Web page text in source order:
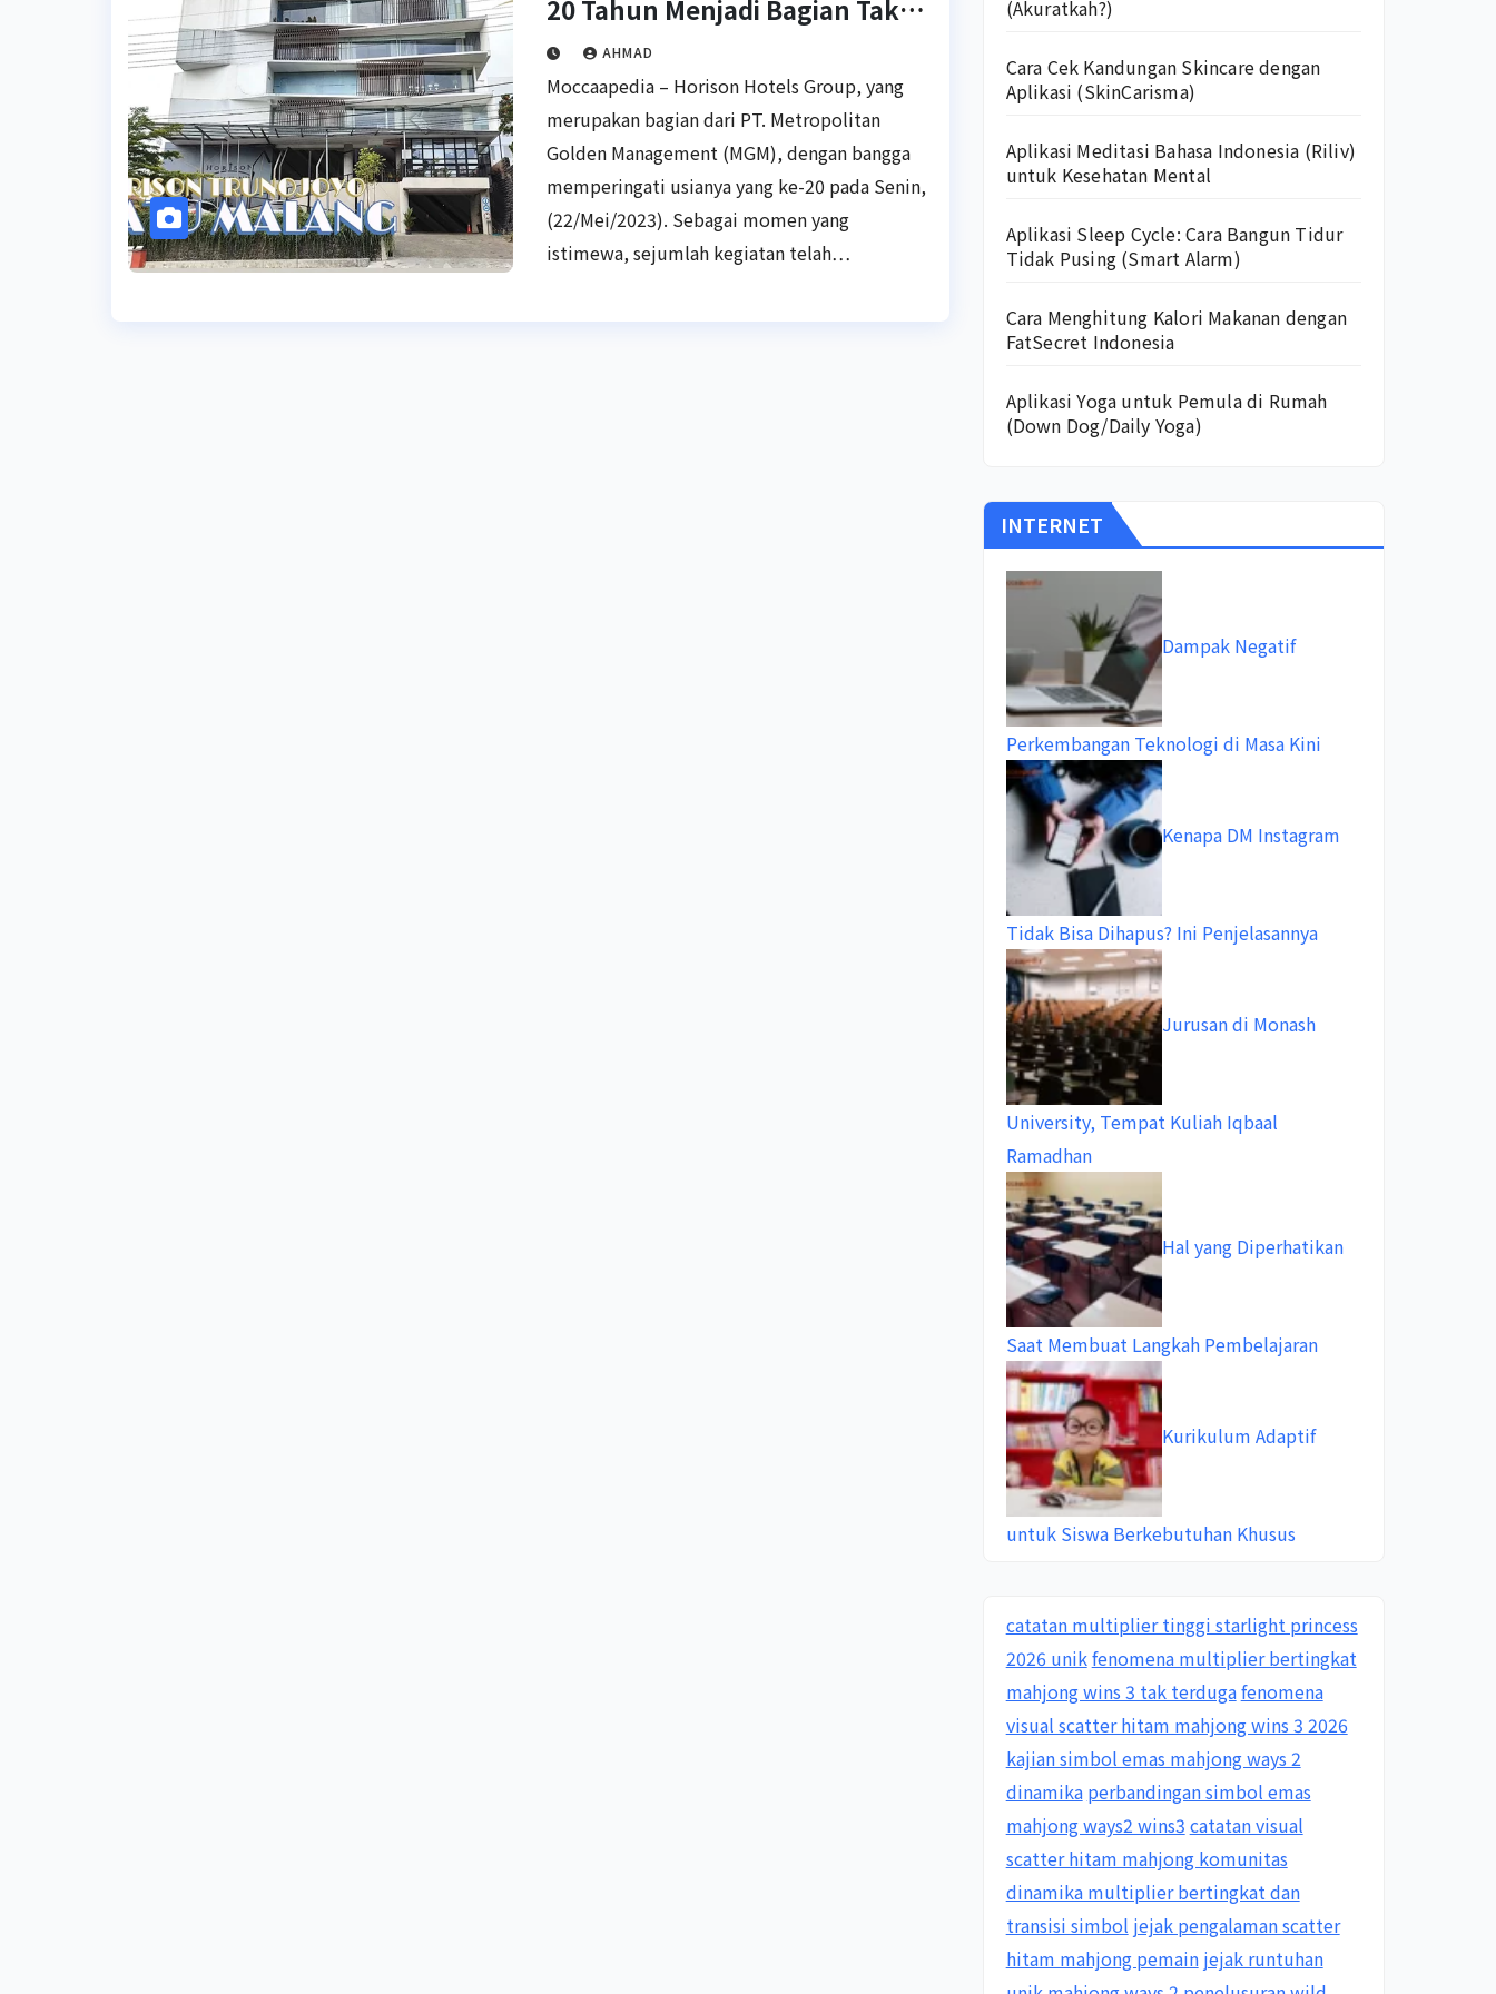
20 Tahun Menjadi Bagian Tak
Terpisakan dari Industri
Perhotelan Indonesia
AHMAD
Moccaapedia – Horison Hotels Group, yang
merupakan bagian dari PT. Metropolitan
Golden Management (MGM), dengan bangga
memperingati usianya yang ke-20 pada Senin,
(22/Mei/2023). Sebagai momen yang
istimewa, sejumlah kegiatan telah…
(Akuratkah?)
Cara Cek Kandungan Skincare dengan
Aplikasi (SkinCarisma)
Aplikasi Meditasi Bahasa Indonesia (Riliv)
untuk Kesehatan Mental
Aplikasi Sleep Cycle: Cara Bangun Tidur
Tidak Pusing (Smart Alarm)
Cara Menghitung Kalori Makanan dengan
FatSecret Indonesia
Aplikasi Yoga untuk Pemula di Rumah
(Down Dog/Daily Yoga)
INTERNET
Dampak Negatif
Perkembangan Teknologi di Masa Kini
Kenapa DM Instagram
Tidak Bisa Dihapus? Ini Penjelasannya
Jurusan di Monash
University, Tempat Kuliah Iqbaal
Ramadhan
Hal yang Diperhatikan
Saat Membuat Langkah Pembelajaran
Kurikulum Adaptif
untuk Siswa Berkebutuhan Khusus
catatan multiplier tinggi starlight princess
2026 unikfenomena multiplier bertingkat
mahjong wins 3 tak terdugafenomena
visual scatter hitam mahjong wins 3 2026
kajian simbol emas mahjong ways 2
dinamika perbandingan simbol emas
mahjong ways2 wins3 catatan visual
scatter hitam mahjong komunitas
dinamika multiplier bertingkat dan
transisi simbol jejak pengalaman scatter
hitam mahjong pemain jejak runtuhan